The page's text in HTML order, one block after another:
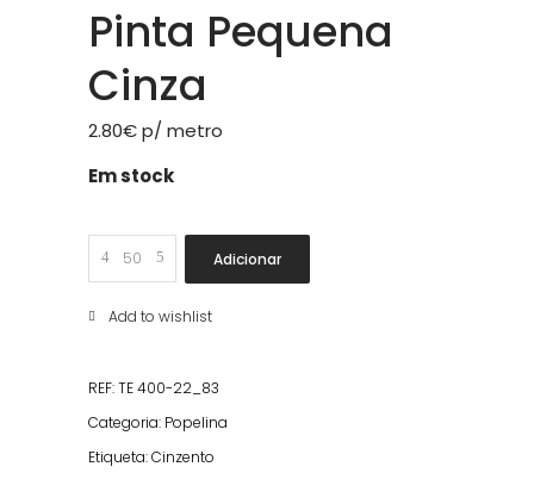
Pinta Pequena
Cinza
2.80€p/ metro
Em stock
Pinta
Pequena
Cinza
Adicionar
Add to wishlist
REF:TE 400-22_83
Categoria: Popelina
Etiqueta:Cinzento